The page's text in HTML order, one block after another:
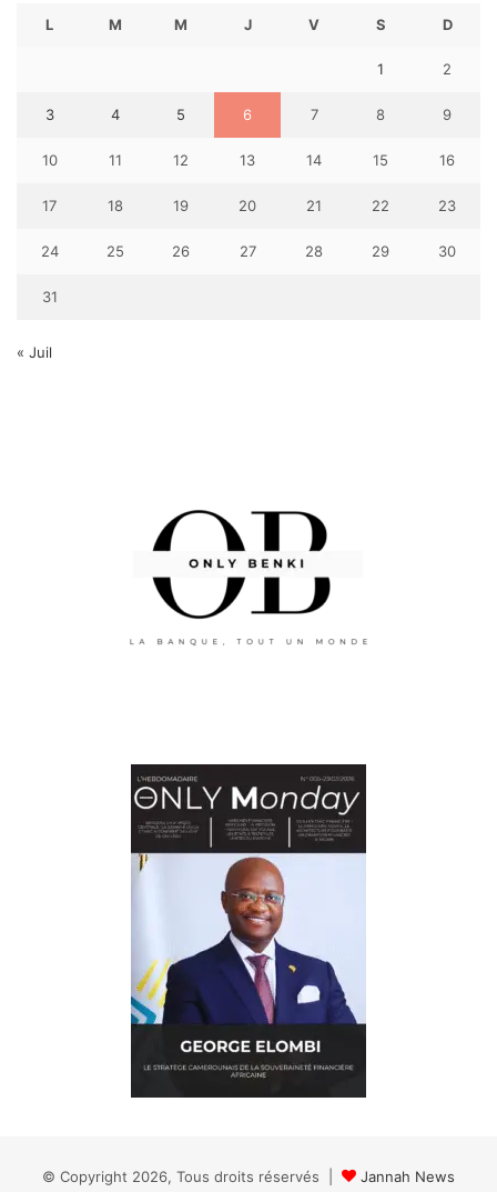
L M M J V S D
1 2
3 4 5 6 7 8 9
10 11 12 13 14 15 16
17 18 19 20 21 22 23
24 25 26 27 28 29 30
31
« Juil
© Copyright 2026, Tous droits réservés | Jannah News